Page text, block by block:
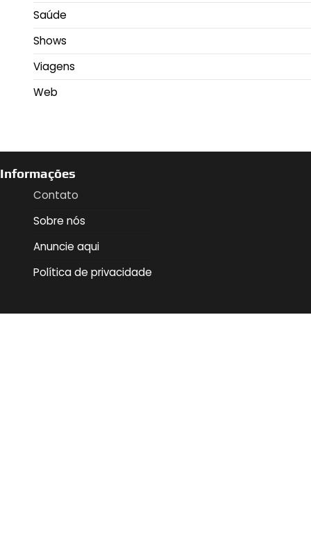
Saúde
Shows
Viagens
Web
Informações
Contato
Sobre nós
Anuncie aqui
Política de privacidade